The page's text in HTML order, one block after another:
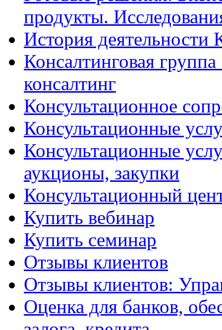
продукты.
История деятельности
Консалтинговая
консалтинг
Консультационное
Консультационные
Консультационные
аукционы, закупки
Консультационный
Купить вебинар
Купить семинар
Отзывы клиентов
Отзывы клиентов:
Оценка для банков,